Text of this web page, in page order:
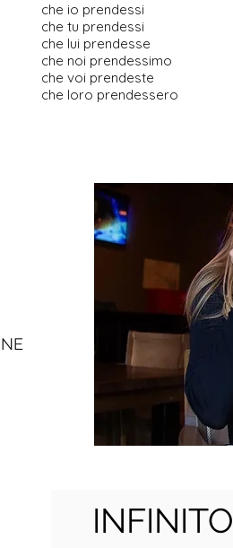
che io prendessi
che tu prendessi
che lui prendesse
che noi prendessimo
che voi prendeste
che loro prendessero
INFINITO